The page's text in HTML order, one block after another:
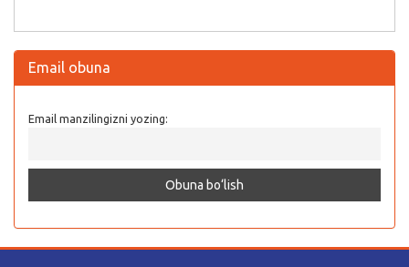
Email obuna
Email manzilingizni yozing: